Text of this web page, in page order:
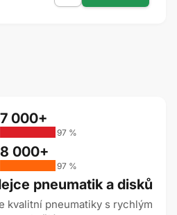
pneumatik a disků
kvalitní pneumatiky s rychlým
7 000+
97 %
8 000+
97 %